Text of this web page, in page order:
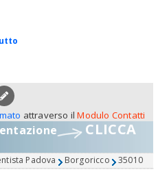
attraverso ilModulo Contatti
CLICCA
Padova Borgoricco 35010